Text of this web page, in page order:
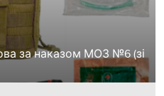
за наказом МОЗ №6 (зі